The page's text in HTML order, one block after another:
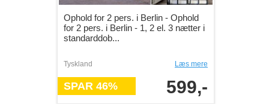
Ophold for 2 pers. i Berlin - Ophold
for 2 pers. i Berlin - 1, 2 el. 3 nætter i
standarddob...
Tyskland Læs mere
SPAR 46% 599,-